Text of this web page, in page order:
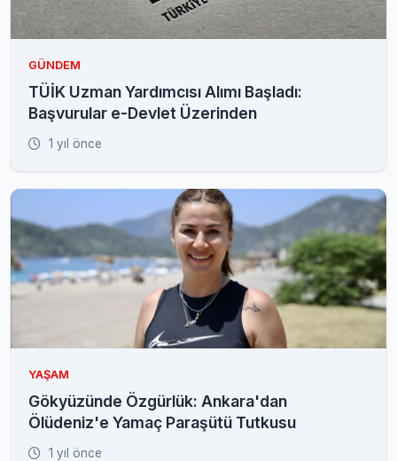
GÜNDEM
TÜİK Uzman Yardımcısı Alımı Başladı:
Başvurular e-Devlet Üzerinden
1 yıl önce
YAŞAM
Gökyüzünde Özgürlük: Ankara'dan
Ölüdeniz'e Yamaç Paraşütü Tutkusu
1 yıl önce